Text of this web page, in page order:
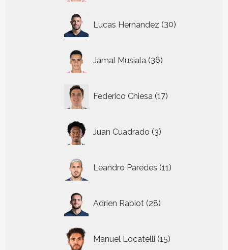
Lucas Hernandez 30
producten
Jamal Musiala 36
producten
Federico Chiesa 17
producten
Juan Cuadrado 3
producten
Leandro Paredes 11
producten
Adrien Rabiot 28
producten
Manuel Locatelli 15
producten